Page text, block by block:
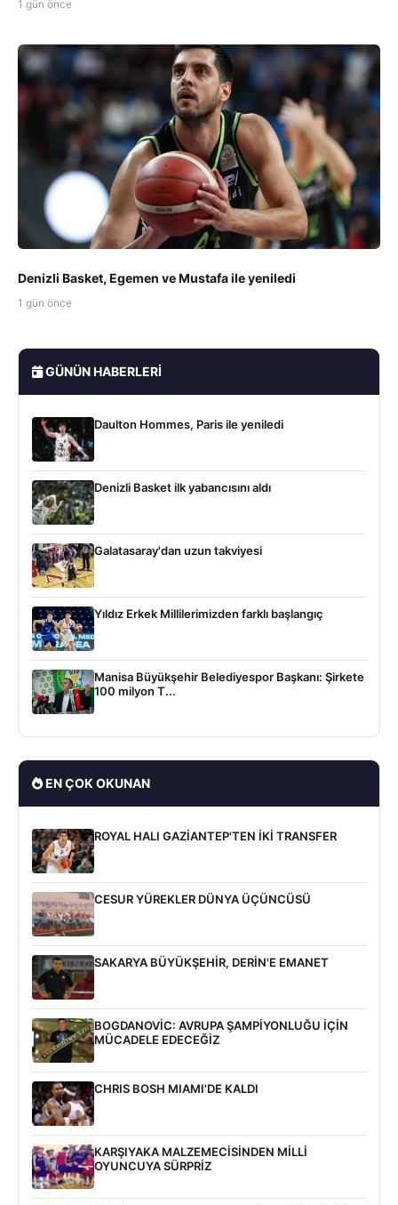
1 gün önce
Denizli Basket, Egemen ve Mustafa ile yeniledi
1 gün önce
GÜNÜN HABERLERI
Daulton Hommes, Paris ile yeniledi
Denizli Basket ilk yabancısını aldı
Galatasaray'dan uzun takviyesi
Yıldız Erkek Millilerimizden farklı başlangıç
Manisa Büyükşehir Belediyespor Başkanı: Şirkete
100 milyon T...
EN ÇOK OKUNAN
ROYAL HALI GAZİANTEP'TEN İKİ TRANSFER
CESUR YÜREKLER DÜNYA ÜÇÜNCÜSÜ
SAKARYA BÜYÜKŞEHİR, DERİN'E EMANET
BOGDANOVİC: AVRUPA ŞAMPİYONLUĞU İÇİN
MÜCADELE EDECEĞİZ
CHRIS BOSH MIAMI'DE KALDI
KARŞIYAKA MALZEMECİSİNDEN MİLLİ
OYUNCUYA SÜRPRİZ